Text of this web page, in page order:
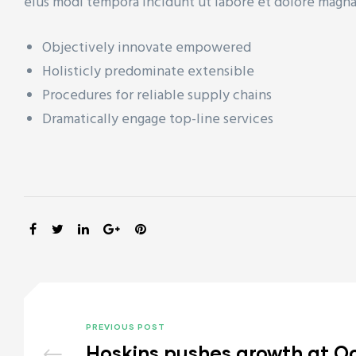
Objectively innovate empowered
Holisticly predominate extensible
Procedures for reliable supply chains
Dramatically engage top-line services
SHARE:
PREVIOUS POST